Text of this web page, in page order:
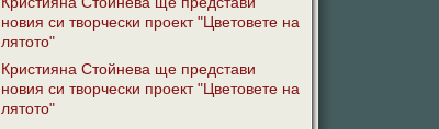
новия си творчески проект "Цветовете на
лятото"
Кристияна Стойнева ще представи
новия си творчески проект "Цветовете на
лятото"